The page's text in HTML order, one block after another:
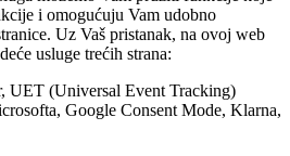
i omogućuju Vam udobno
Uz Vaš pristanak, na ovoj web
usluge trećih strana:
UET (Universal Event Tracking)
Google Consent Mode, Klarna,